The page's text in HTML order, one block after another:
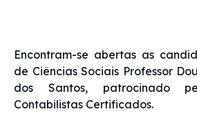
Encontram-se abertas as
de Ciências Sociais Professor
dos Santos, patrocinado
Contabilistas Certificados.